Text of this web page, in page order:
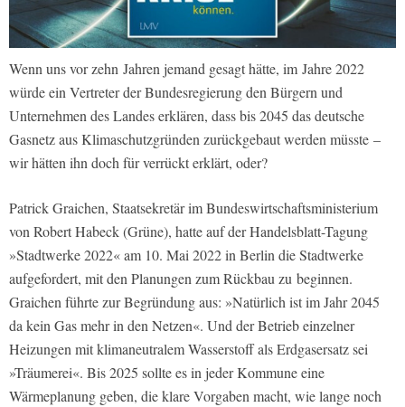
Wenn uns vor zehn Jahren jemand gesagt hätte, im Jahre 2022
würde ein Vertreter der Bundesregierung den Bürgern und
Unternehmen des Landes erklären, dass bis 2045 das deutsche
Gasnetz aus Klimaschutzgründen zurückgebaut werden müsste –
wir hätten ihn doch für verrückt erklärt, oder?
Patrick Graichen, Staatsekretär im Bundeswirtschaftsministerium
von Robert Habeck (Grüne), hatte auf der Handelsblatt-Tagung
»Stadtwerke 2022« am 10. Mai 2022 in Berlin die Stadtwerke
aufgefordert, mit den Planungen zum Rückbau zu beginnen.
Graichen führte zur Begründung aus: »Natürlich ist im Jahr 2045
da kein Gas mehr in den Netzen«. Und der Betrieb einzelner
Heizungen mit klimaneutralem Wasserstoff als Erdgasersatz sei
»Träumerei«. Bis 2025 sollte es in jeder Kommune eine
Wärmeplanung geben, die klare Vorgaben macht, wie lange noch